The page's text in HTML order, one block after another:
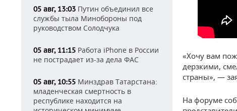
05 авг, 13:03 Путин объединил все
службы тыла Минобороны под
руководством Солодчука
05 авг, 11:15 Работа iPhone в России
не пострадает из-за дела ФАС
05 авг, 10:55 Минздрав Татарстана:
младенческая смертность в
республике находится на
«Хочу вам
дерзкими,
страны», —
На форуме